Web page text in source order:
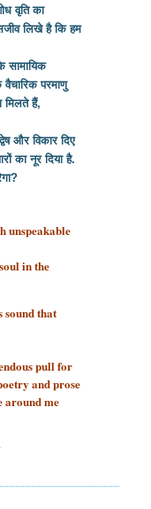
वृति का
लिखे है कि हम
सामायिक
परमाणु
मिलते हैं,
और विकार दिए
का नूर दिया है.
unspeakable
in the
sound that
pull for
and prose
around me